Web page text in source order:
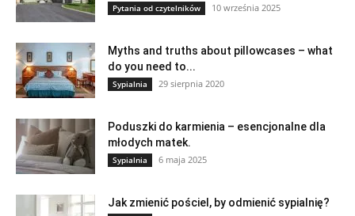
Pytania od czytelników 10 września 2025
Myths and truths about pillowcases – what
do you need to...
Sypialnia 29 sierpnia 2020
Poduszki do karmienia – esencjonalne dla
młodych matek.
Sypialnia 6 maja 2025
Jak zmienić pościel, by odmienić sypialnię?